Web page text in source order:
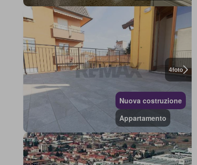
4foto
Nuova costruzione
Appartamento